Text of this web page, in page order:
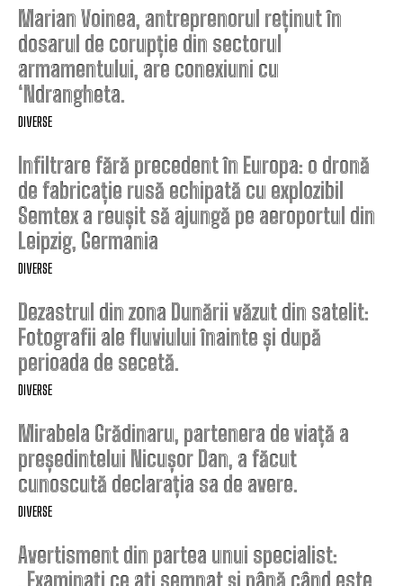
Marian Voinea, antreprenorul reținut în
dosarul de corupție din sectorul
armamentului, are conexiuni cu
‘Ndrangheta.
DIVERSE
Infiltrare fără precedent în Europa: o dronă
de fabricație rusă echipată cu explozibil
Semtex a reușit să ajungă pe aeroportul din
Leipzig, Germania
DIVERSE
Dezastrul din zona Dunării văzut din satelit:
Fotografii ale fluviului înainte și după
perioada de secetă.
DIVERSE
Mirabela Grădinaru, partenera de viață a
președintelui Nicușor Dan, a făcut
cunoscută declarația sa de avere.
DIVERSE
Avertisment din partea unui specialist:
„Examinați ce ați semnat și până când este